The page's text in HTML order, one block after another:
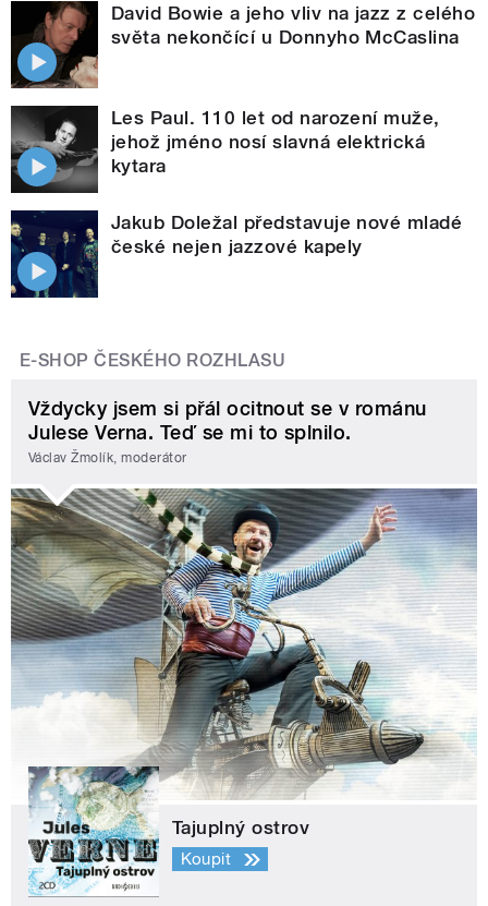
David Bowie a jeho vliv na jazz z celého
světa nekončící u Donnyho McCaslina
Les Paul. 110 let od narození muže,
jehož jméno nosí slavná elektrická
kytara
Jakub Doležal představuje nové mladé
české nejen jazzové kapely
E-SHOP ČESKÉHO ROZHLASU
Vždycky jsem si přál ocitnout se v románu
Julese Verna. Teď se mi to splnilo.
Václav Žmolík, moderátor
Tajuplný ostrov
Koupit